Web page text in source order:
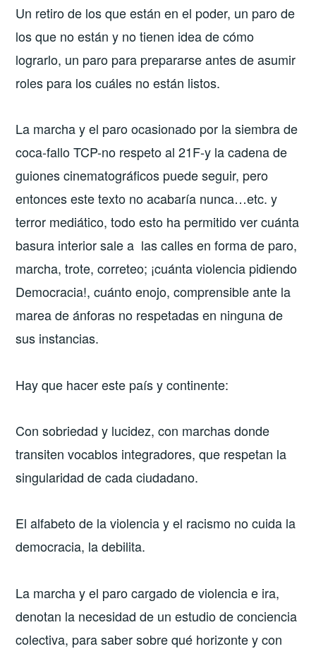
Un retiro de los que están en el poder, un paro de
los que no están y no tienen idea de cómo
lograrlo, un paro para prepararse antes de asumir
roles para los cuáles no están listos.
La marcha y el paro ocasionado por la siembra de
coca-fallo TCP-no respeto al 21F-y la cadena de
guiones cinematográficos puede seguir, pero
entonces este texto no acabaría nunca…etc. y
terror mediático, todo esto ha permitido ver cuánta
basura interior sale a las calles en forma de paro,
marcha, trote, correteo; ¡cuánta violencia pidiendo
Democracia!, cuánto enojo, comprensible ante la
marea de ánforas no respetadas en ninguna de
sus instancias.
Hay que hacer este país y continente:
Con sobriedad y lucidez, con marchas donde
transiten vocablos integradores, que respetan la
singularidad de cada ciudadano.
El alfabeto de la violencia y el racismo no cuida la
democracia, la debilita.
La marcha y el paro cargado de violencia e ira,
denotan la necesidad de un estudio de conciencia
colectiva, para saber sobre qué horizonte y con